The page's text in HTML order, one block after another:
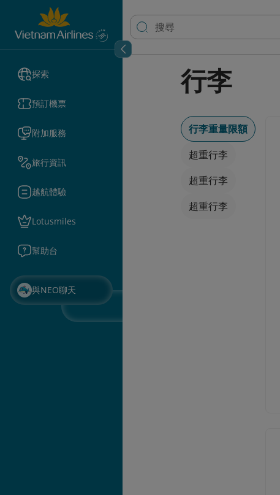
探索
預訂機票
附加服務
旅行資訊
越航體驗
Lotusmiles
幫助台
與NEO聊天
行李
行李重量限額
超重行李
超重行李
超重行李